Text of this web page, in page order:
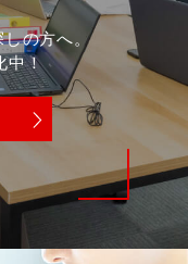
しの方へ。
中！